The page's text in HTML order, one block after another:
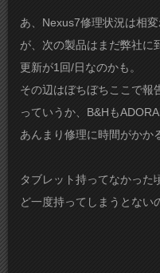
あ、Nexus7修理状況は相
が、次の製品はまだ弊社に
更新が1回/日なのかも。
その辺はぼちぼちここで報
っていうか、B&Hも
あんまり修理に時間がかか
タブレット持ってなかった
ど一度持ってしまうとない